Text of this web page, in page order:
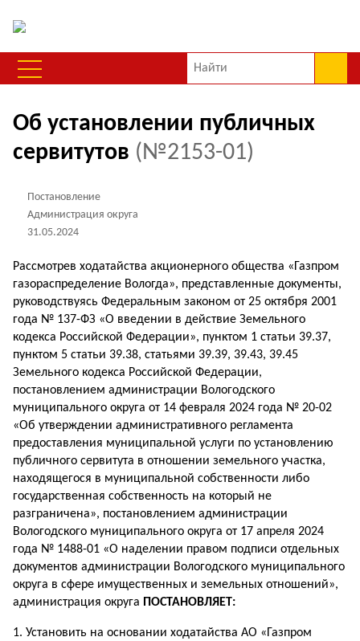
Об установлении публичных
сервитутов (№2153-01)
Постановление
Администрация округа
31.05.2024
Рассмотрев ходатайства акционерного общества «Газпром
газораспределение Вологда», представленные документы,
руководствуясь Федеральным законом от 25 октября 2001
года № 137-ФЗ «О введении в действие Земельного
кодекса Российской Федерации», пунктом 1 статьи 39.37,
пунктом 5 статьи 39.38, статьями 39.39, 39.43, 39.45
Земельного кодекса Российской Федерации,
постановлением администрации Вологодского
муниципального округа от 14 февраля 2024 года № 20-02
«Об утверждении административного регламента
предоставления муниципальной услуги по установлению
публичного сервитута в отношении земельного участка,
находящегося в муниципальной собственности либо
государственная собственность на который не
разграничена», постановлением администрации
Вологодского муниципального округа от 17 апреля 2024
года № 1488-01 «О наделении правом подписи отдельных
документов администрации Вологодского муниципального
округа в сфере имущественных и земельных отношений»,
администрация округа ПОСТАНОВЛЯЕТ:
Установить на основании ходатайства АО «Газпром